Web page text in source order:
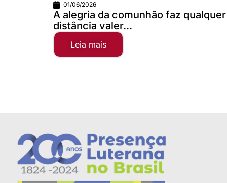
01/06/2026
A alegria da comunhão faz qualquer
distância valer...